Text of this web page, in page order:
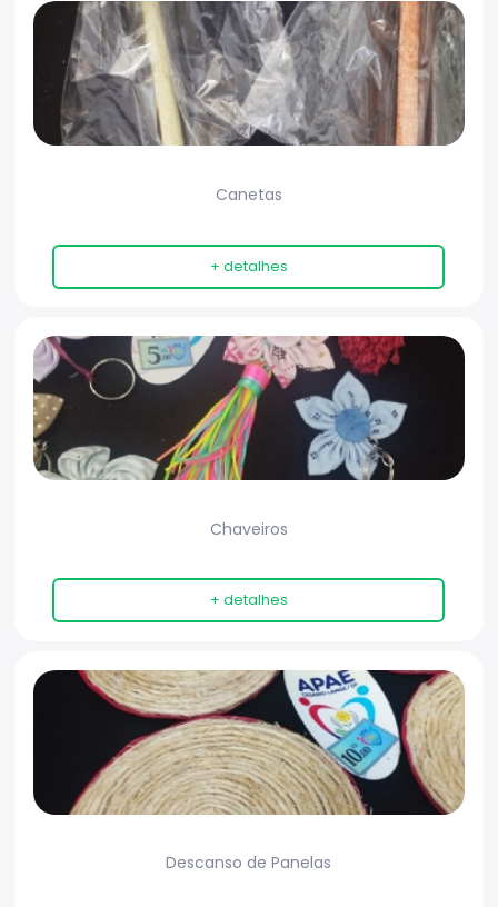
Canetas
+ detalhes
Chaveiros
+ detalhes
Descanso de Panelas